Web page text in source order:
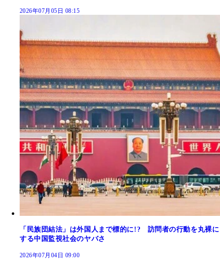
2026年07月05日 08:15
「民族団結法」は外国人まで標的に!? 訪問者の行動を丸裸に
する中国監視社会のヤバさ
2026年07月04日 09:00